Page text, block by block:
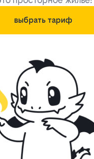
выбрать тариф